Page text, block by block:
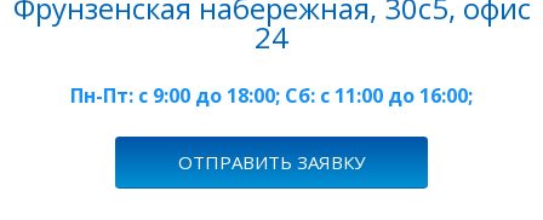
24
Пн-Пт: c 9:00 до 18:00; Сб: с 11:00 до 16:00;
ОТПРАВИТЬ ЗАЯВКУ